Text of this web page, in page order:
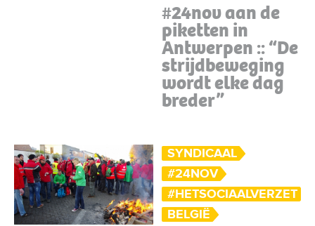
#24nov aan de
piketten in
Antwerpen :: “De
strijdbeweging
wordt elke dag
breder”
SYNDICAAL
#24NOV
#HETSOCIAALVERZET
BELGIË